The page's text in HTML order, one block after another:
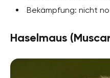
Bekämpfung: nicht
Haselmaus